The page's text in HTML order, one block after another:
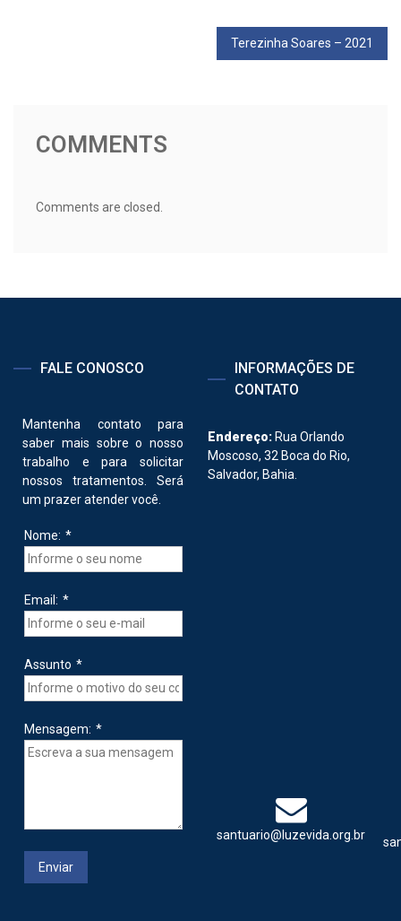
Terezinha Soares – 2021
COMMENTS
Comments are closed.
INFORMAÇÕES DE
CONTATO
Endereço: Rua Orlando
Moscoso, 32 Boca do Rio,
Salvador, Bahia.
santuario@luzevida.org.br
FALE CONOSCO
Mantenha contato para
saber mais sobre o nosso
trabalho e para solicitar
nossos tratamentos. Será
um prazer atender você.
Nome: *
Email: *
Assunto *
Mensagem: *
Enviar